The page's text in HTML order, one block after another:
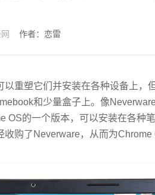
作者：恋雷
重塑它们并安装在各种设备上，
和少量盒子上。像
OS的一个版本，可以安装在各种
购了Neverware，从而为